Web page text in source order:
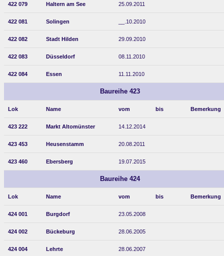
422 079 Haltern am See 25.09.2011
422 081 Solingen __.10.2010
422 082 Stadt Hilden 29.09.2010
422 083 Düsseldorf 08.11.2010
422 084 Essen 11.11.2010
Baureihe 423
Lok Name vom bis Bemerkung
423 222 Markt Altomünster 14.12.2014
423 453 Heusenstamm 20.08.2011
423 460 Ebersberg 19.07.2015
Baureihe 424
Lok Name vom bis Bemerkung
424 001 Burgdorf 23.05.2008
424 002 Bückeburg 28.06.2005
424 004 Lehrte 28.06.2007